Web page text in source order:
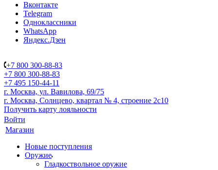
Вконтакте
Telegram
Одноклассники
WhatsApp
Яндекс.Дзен
+7 800 300-88-83
+7 800 300-88-83
+7 495 150-44-11
г. Москва, ул. Вавилова, 69/75
г. Москва, Солнцево, квартал № 4, строение 2с10
Получить карту лояльности
Войти
Магазин
Новые поступления
Оружие
Гладкоствольное оружие